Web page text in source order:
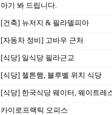
아기 봐 드립니다.
[건축] 뉴저지 & 필라델피아
[자동차 정비] 고바우 근처
[식당] 일식당 필라근교
[식당] 첼튼햄, 블루벨 위치 식당
[식당] 한국식당 웨이터, 웨이트레
카이로프랙틱 오피스